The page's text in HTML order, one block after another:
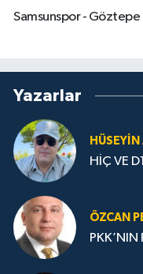
Samsunspor - Göztepe
Yazarlar
HİÇ VE
ÖZCAN
PKK’NIN